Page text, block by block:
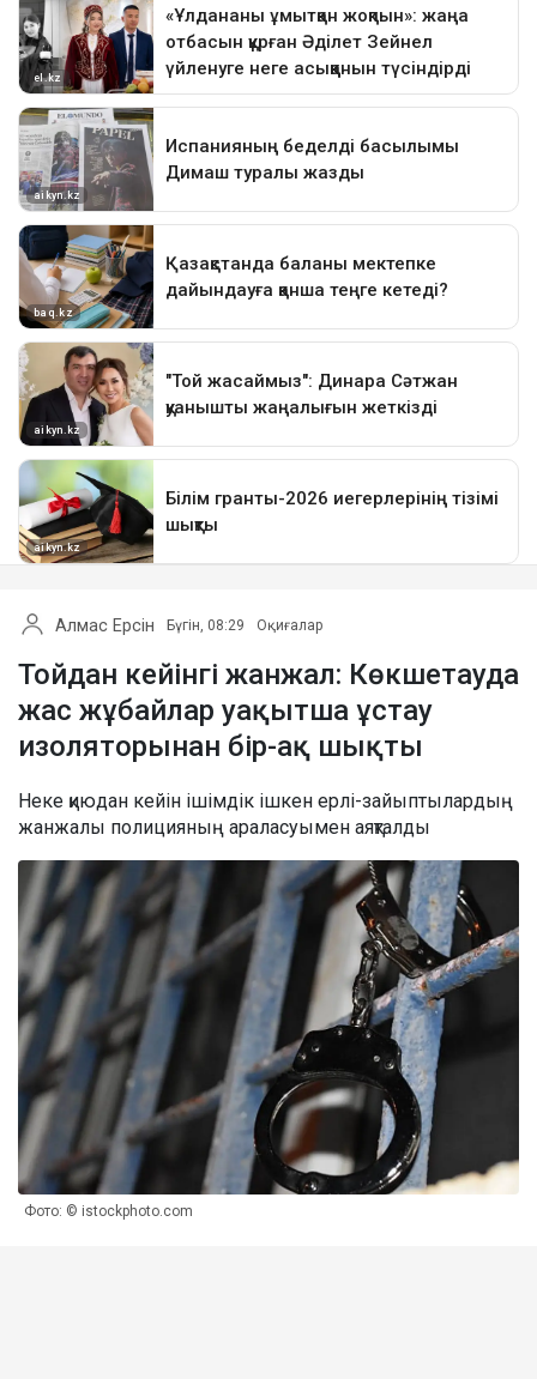
Алмас Ерсін Бүгін, 08:29 Оқиғалар
Тойдан кейінгі жанжал: Көкшетауда
жас жұбайлар уақытша ұстау
изоляторынан бір-ақ шықты
Неке қиюдан кейін ішімдік ішкен ерлі-зайыптылардың
жанжалы полицияның араласуымен аяқталды
Фото: © istockphoto.com